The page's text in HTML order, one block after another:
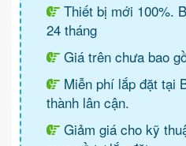
Thiết bị mới 100%.
24 tháng
Giá trên chưa bao
Miễn phí lắp đặt tại
thành lân cận.
Giảm giá cho kỹ